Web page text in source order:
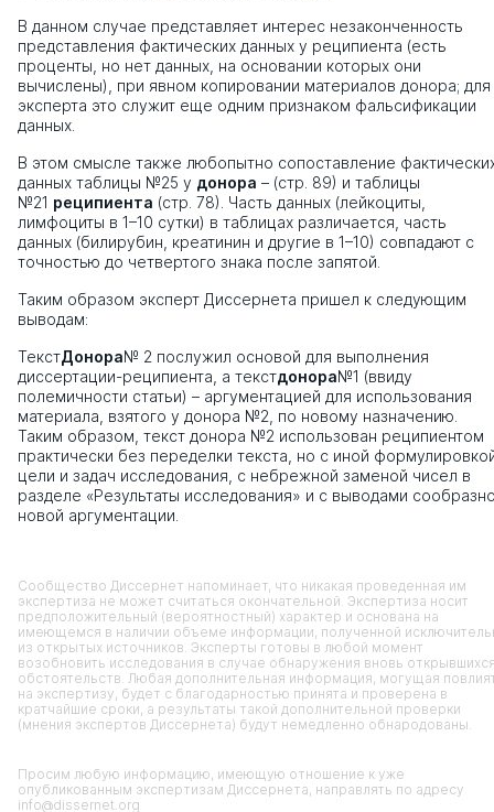
В данном случае представляет интерес незаконченность
представления фактических данных у реципиента (есть
проценты, но нет данных, на основании которых они
вычислены), при явном копировании материалов донора; для
эксперта это служит еще одним признаком фальсификации
данных.
В этом смысле также любопытно сопоставление
данных таблицы №25 у донора – (стр. 89) и таблицы
№21 реципиента (стр. 78). Часть данных (лейкоциты,
лимфоциты в 1–10 сутки) в таблицах различается, часть
данных (билирубин, креатинин и другие в 1–10) совпадают с
точностью до четвертого знака после запятой.
Таким образом эксперт Диссернета пришел к следующим
выводам:
ТекстДонора№ 2 послужил основой для выполнения
диссертации-реципиента, а текстдонора№1 (ввиду
полемичности статьи) – аргументацией для использования
материала, взятого у донора №2, по новому назначению.
Таким образом, текст донора №2 использован реципиентом
практически без переделки текста, но с иной
цели и задач исследования, с небрежной заменой чисел в
разделе «Результаты исследования» и с выводами
новой аргументации.
Сообщество Диссернет напоминает, что никакая проведенная им
экспертиза не может считаться окончательной. Экспертиза носит
предположительный (вероятностный) характер и основана на
имеющемся в наличии объеме информации, полученной
из открытых источников. Эксперты готовы в любой момент
возобновить исследования в случае обнаружения вновь
обстоятельств. Любая дополнительная информация, могущая
на экспертизу, будет с благодарностью принята и проверена в
кратчайшие сроки, а результаты такой дополнительной проверки
(мнения экспертов Диссернета) будут немедленно обнародованы.
Просим любую информацию, имеющую отношение к уже
опубликованным экспертизам Диссернета, направлять по адресу
info@dissernet.org